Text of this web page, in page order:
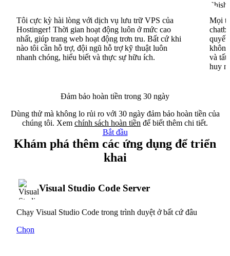
Tôi cực kỳ hài lòng với dịch vụ lưu trữ VPS của
Hostinger! Thời gian hoạt động luôn ở mức cao
nhất, giúp trang web hoạt động trơn tru. Bất cứ khi
nào tôi cần hỗ trợ, đội ngũ hỗ trợ kỹ thuật luôn
nhanh chóng, hiểu biết và thực sự hữu ích.
Mọi
quyết
và tất
huy
Đảm bảo hoàn tiền trong 30 ngày
Dùng thử mà không lo rủi ro với 30 ngày đảm bảo hoàn tiền của
chúng tôi. Xem chính sách hoàn tiền để biết thêm chi tiết.
Bắt đầu
Khám phá thêm các ứng dụng để triển
khai
Visual Studio Code Server
Chạy Visual Studio Code trong trình duyệt ở bất cứ đâu
Chọn